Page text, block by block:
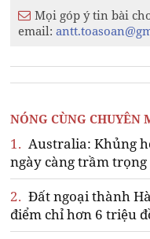
Mọi góp ý tin bài
email:
NÓNG CÙNG CHUYÊN
1. Australia: Khủng
ngày càng trầm trọng
2. Đất ngoại thành
điểm chỉ hơn 6 triệu